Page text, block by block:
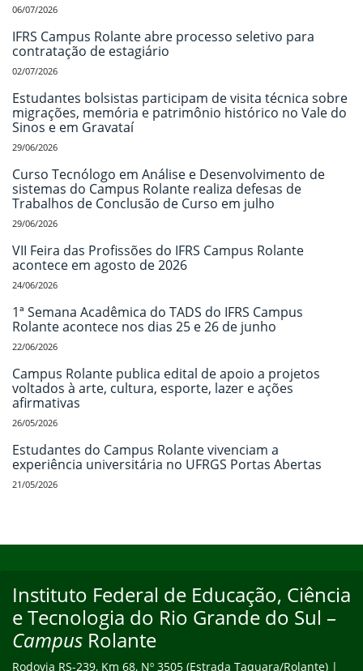
06/07/2026
IFRS Campus Rolante abre processo seletivo para
contratação de estagiário
02/07/2026
Estudantes bolsistas participam de visita técnica sobre
migrações, memória e patrimônio histórico no Vale do
Sinos e em Gravataí
29/06/2026
Curso Tecnólogo em Análise e Desenvolvimento de
sistemas do Campus Rolante realiza defesas de
Trabalhos de Conclusão de Curso em julho
29/06/2026
VII Feira das Profissões do IFRS Campus Rolante
acontece em agosto de 2026
24/06/2026
1ª Semana Acadêmica do TADS do IFRS Campus
Rolante acontece nos dias 25 e 26 de junho
22/06/2026
Campus Rolante publica edital de apoio a projetos
voltados à arte, cultura, esporte, lazer e ações
afirmativas
26/05/2026
Estudantes do Campus Rolante vivenciam a
experiência universitária no UFRGS Portas Abertas
21/05/2026
Endereço
Instituto Federal de Educação, Ciência
e Tecnologia do Rio Grande do Sul –
Campus Rolante
Rodovia RS-239, Km 68, Nº 3505 (Estrada Taquara/Rolante) |